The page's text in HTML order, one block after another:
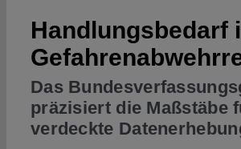
Projects
Authors
Handlungsbedarf
Das
präzisiert die Maßstäbe
verdeckte